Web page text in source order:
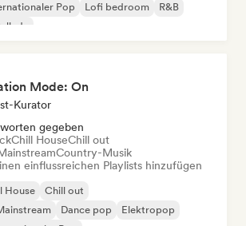
Pop Lofi bedroom
R&B
Mode: On
Kurator
gegeben
Chill HouseChill out
Country-Musik
einflussreichen Playlists hinzufügen
House
Chill out
Dance pop
Elektropop